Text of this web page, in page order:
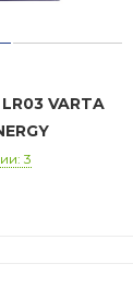
VARTA
3